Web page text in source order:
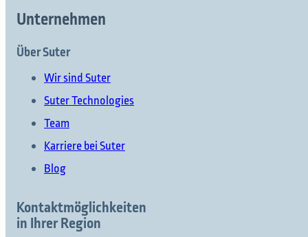
Unternehmen
Über Suter
Wir sind Suter
Suter Technologies
Team
Karriere bei Suter
Blog
Kontaktmöglichkeiten
in Ihrer Region